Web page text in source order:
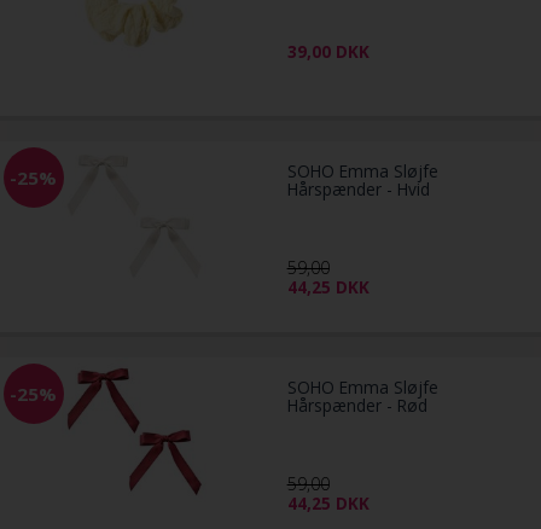
39,00 DKK
-25% SOHO Emma Sløjfe
Hårspænder - Hvid
59,00
44,25 DKK
-25% SOHO Emma Sløjfe
Hårspænder - Rød
59,00
44,25 DKK